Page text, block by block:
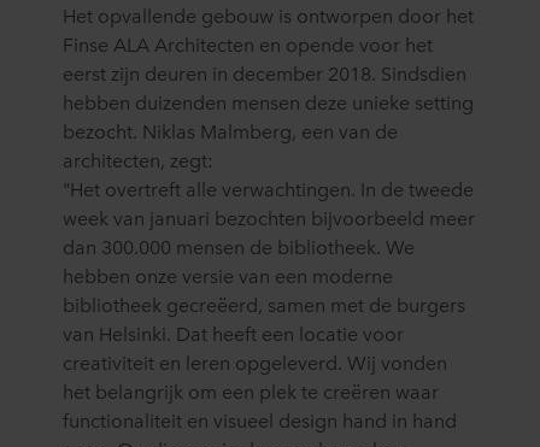
Het opvallende gebouw is ontworpen door het
Finse ALA Architecten en opende voor het
eerst zijn deuren in december 2018. Sindsdien
hebben duizenden mensen deze unieke setting
bezocht. Niklas Malmberg, een van de
architecten, zegt:
"Het overtreft alle verwachtingen. In de tweede
week van januari bezochten bijvoorbeeld meer
dan 300.000 mensen de bibliotheek. We
hebben onze versie van een moderne
bibliotheek gecreëerd, samen met de burgers
van Helsinki. Dat heeft een locatie voor
creativiteit en leren opgeleverd. Wij vonden
het belangrijk om een plek te creëren waar
functionaliteit en visueel design hand in hand